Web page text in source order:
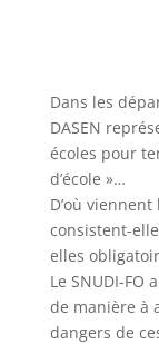
Dans les
DASEN
écoles pour
d’école »…
D’où
consistent-
elles
Le SNUDI-
de manière à
dangers de